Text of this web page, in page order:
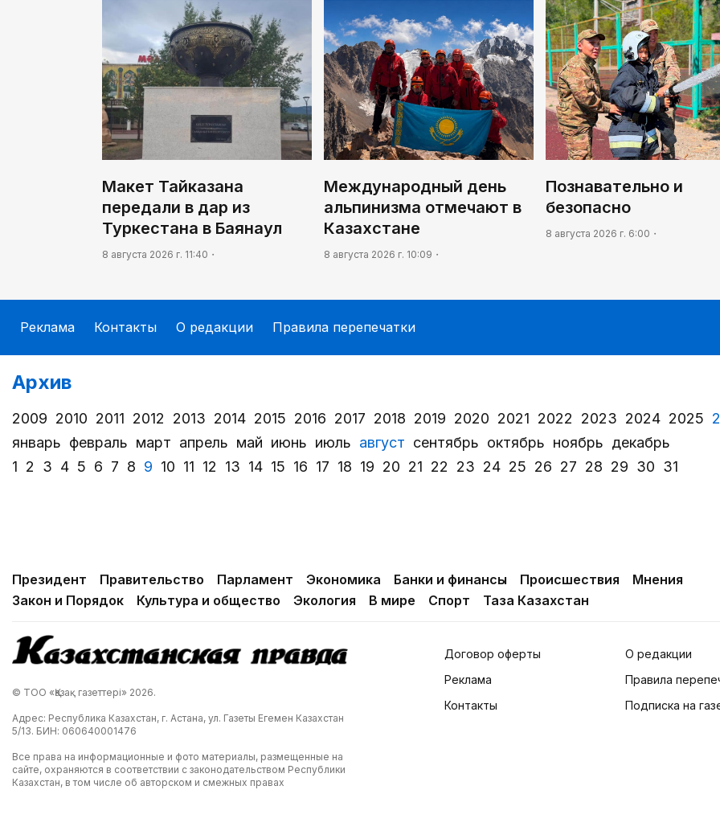
Макет Тайказана
передали в дар из
Туркестана в Баянаул
8 августа 2026 г. 11:40
Международный день
альпинизма отмечают в
Казахстане
8 августа 2026 г. 10:09
Познавательно и
безопасно
8 августа 2026 г. 6:00
Реклама Контакты О редакции Правила перепечатки
Архив
2009 2010 2011 2012 2013 2014 2015 2016 2017 2018 2019 2020 2021 2022 2023 2024 2025
январь февраль март апрель май июнь июль август сентябрь октябрь ноябрь декабрь
1 2 3 4 5 6 7 8 9 10 11 12 13 14 15 16 17 18 19 20 21 22 23 24 25 26 27 28 29 30 31
Президент Правительство Парламент Экономика Банки и финансы Происшествия
Мнения
Закон и Порядок
Культура и общество Экология В мире Спорт Таза Казахстан
Договор оферты
Реклама
Контакты
О редакции
Правила
Подписка на
© ТОО «Қазақ газеттері» 2026.
Адрес: Республика Казахстан, г. Астана, ул. Газеты Егемен Казахстан
5/13. БИН: 060640001476
Все права на информационные и фото материалы, размещенные на
сайте, охраняются в соответствии с законодательством Республики
Казахстан, в том числе об авторском и смежных правах